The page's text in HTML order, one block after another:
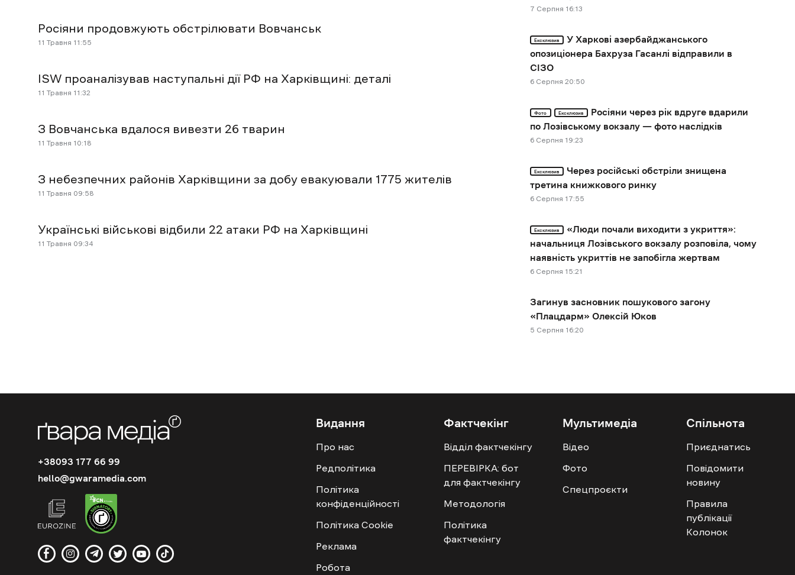
Росіяни продовжують обстрілювати Вовчанськ
11 Травня 11:55
ISW проаналізував наступальні дії РФ на Харківщині: деталі
11 Травня 11:32
З Вовчанська вдалося вивезти 26 тварин
11 Травня 10:18
З небезпечних районів Харківщини за добу евакуювали 1775 жителів
11 Травня 09:58
Українські військові відбили 22 атаки РФ на Харківщині
11 Травня 09:34
7 Cерпня 16:13
Ексклюзив
У Харкові азербайджанського
опозиціонера Бахруза Гасанлі відправили в
СІЗО
6 Cерпня 20:50
Фото Ексклюзив
Росіяни через рік вдруге вдарили
по Лозівському вокзалу — фото наслідків
6 Cерпня 19:23
Ексклюзив
Через російські обстріли знищена
третина книжкового ринку
6 Cерпня 17:55
Ексклюзив
«Люди почали виходити з укриття»:
начальниця Лозівського вокзалу розповіла, чому
наявність укриттів не запобігла жертвам
6 Cерпня 15:21
Загинув засновник пошукового загону
«Плацдарм» Олексій Юков
5 Cерпня 16:20
+38093 177 66 99
hello@gwaramedia.com
Видання
Про нас
Редполітика
Політика
конфіденційності
Політика Cookie
Реклама
Робота
Фактчекінг
Відділ фактчекінгу
ПЕРЕВІРКА: бот
для фактчекінгу
Методологія
Політика
фактчекінгу
Мультимедіа
Відео
Фото
Спецпроєкти
Спільнота
Приєднатись
Повідомити
новину
Правила
публікації
Колонок